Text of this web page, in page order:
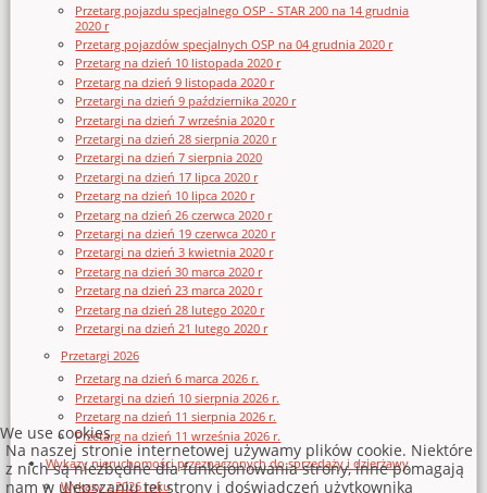
Przetarg pojazdu specjalnego OSP - STAR 200 na 14 grudnia
2020 r
Przetarg pojazdów specjalnych OSP na 04 grudnia 2020 r
Przetarg na dzień 10 listopada 2020 r
Przetarg na dzień 9 listopada 2020 r
Przetargi na dzień 9 października 2020 r
Przetargi na dzień 7 września 2020 r
Przetargi na dzień 28 sierpnia 2020 r
Przetargi na dzień 7 sierpnia 2020
Przetargi na dzień 17 lipca 2020 r
Przetarg na dzień 10 lipca 2020 r
Przetarg na dzień 26 czerwca 2020 r
Przetargi na dzień 19 czerwca 2020 r
Przetargi na dzień 3 kwietnia 2020 r
Przetarg na dzień 30 marca 2020 r
Przetarg na dzień 23 marca 2020 r
Przetarg na dzień 28 lutego 2020 r
Przetargi na dzień 21 lutego 2020 r
Przetargi 2026
Przetarg na dzień 6 marca 2026 r.
Przetargi na dzień 10 sierpnia 2026 r.
Przetarg na dzień 11 sierpnia 2026 r.
Przetarg na dzień 11 września 2026 r.
Wykazy nieruchomości przeznaczonych do sprzedaży i dzierżawy
Wykazy z 2026 roku
We use cookies
Na naszej stronie internetowej używamy plików cookie. Niektóre
z nich są niezbędne dla funkcjonowania strony, inne pomagają
nam w ulepszaniu tej strony i doświadczeń użytkownika